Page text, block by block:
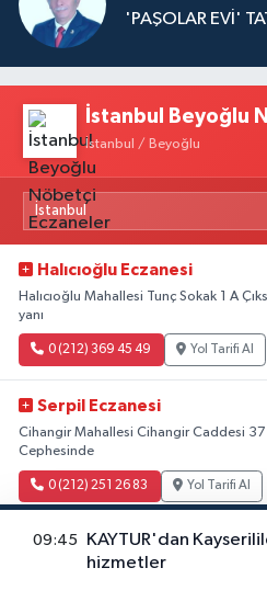
'PAŞOLAR EVİ'
İstanbul Beyoğlu
İstanbul / Beyoğlu
Halıcıoğlu Eczanesi
Halıcıoğlu Mahallesi Tunç Sokak 1 A
yanı
0 (212) 369 45 49 Yol Tarifi Al
Serpil Eczanesi
Cihangir Mahallesi Cihangir Caddesi 37
Cephesinde
0 (212) 251 26 83 Yol Tarifi Al
Ozan Eczanesi
Piyalepaşa Mahallesi Sağlık Ocağı
09:45
KAYTUR'dan
hizmetler